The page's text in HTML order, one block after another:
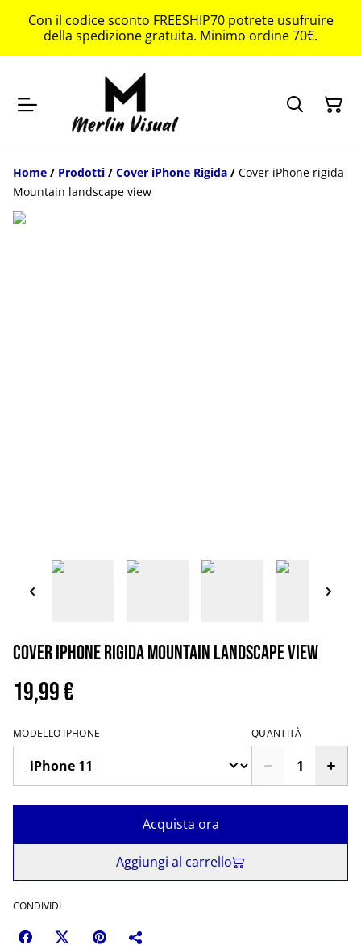
Con il codice sconto FREESHIP70 potrete usufruire
della spedizione gratuita. Minimo ordine 70€.
Home / Prodotti / Cover iPhone Rigida / Cover iPhone rigida
Mountain landscape view
Cover iPhone rigida Mountain landscape view
19,99 €
MODELLO IPHONE QUANTITÀ
Acquista ora
Aggiungi al carrello
CONDIVIDI